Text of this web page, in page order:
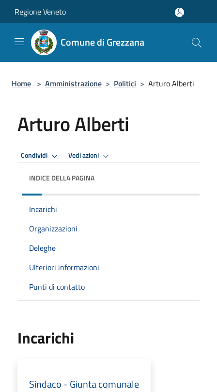
Regione Veneto
Comune di Grezzana
Home > Amministrazione > Politici > Arturo Alberti
Arturo Alberti
Condividi Vedi azioni
INDICE DELLA PAGINA
Incarichi
Organizzazioni
Deleghe
Ulteriori informazioni
Punti di contatto
Incarichi
Sindaco - Giunta comunale